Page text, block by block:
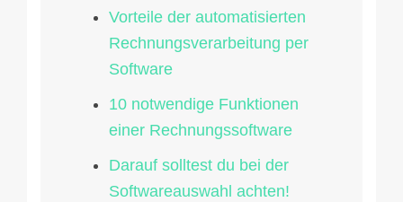
Vorteile der automatisierten
Rechnungsverarbeitung per
Software
10 notwendige Funktionen
einer Rechnungssoftware
Darauf solltest du bei der
Softwareauswahl achten!